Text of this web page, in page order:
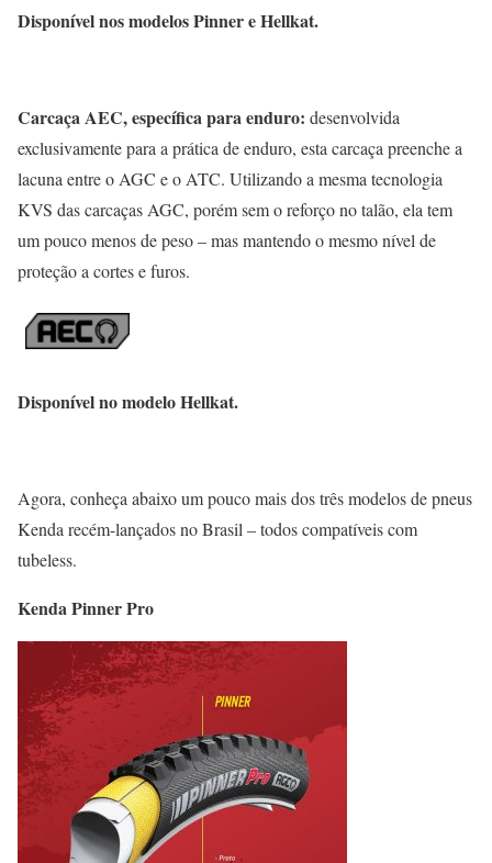
Disponível nos modelos Pinner e Hellkat.
Carcaça AEC, específica para enduro: desenvolvida
exclusivamente para a prática de enduro, esta carcaça preenche a
lacuna entre o AGC e o ATC. Utilizando a mesma tecnologia
KVS das carcaças AGC, porém sem o reforço no talão, ela tem
um pouco menos de peso – mas mantendo o mesmo nível de
proteção a cortes e furos.
Disponível no modelo Hellkat.
Agora, conheça abaixo um pouco mais dos três modelos de pneus
Kenda recém-lançados no Brasil – todos compatíveis com
tubeless.
Kenda Pinner Pro